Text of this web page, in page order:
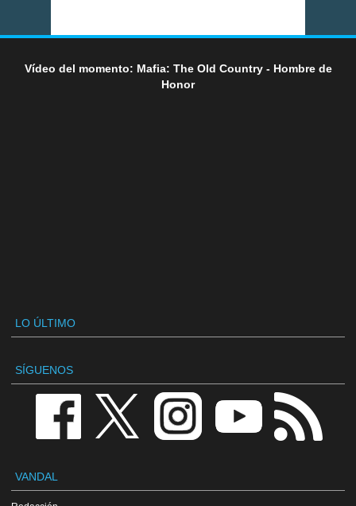
Vídeo del momento: Mafia: The Old Country - Hombre de
Honor
LO ÚLTIMO
SÍGUENOS
VANDAL